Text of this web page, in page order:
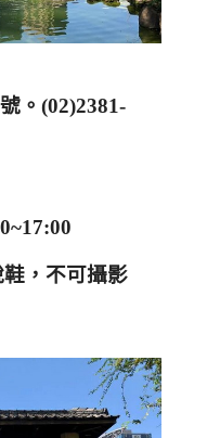
號。 (02)2381-
，不可攝影